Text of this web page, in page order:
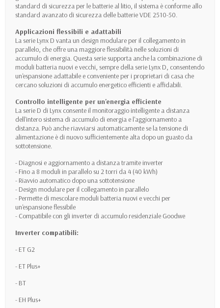
standard di sicurezza per le batterie al litio, il sistema è conforme allo
standard avanzato di sicurezza delle batterie VDE 2510-50.
Applicazioni flessibili e adattabili
La serie Lynx D vanta un design modulare per il collegamento in
parallelo, che offre una maggiore flessibilità nelle soluzioni di
accumulo di energia. Questa serie supporta anche la combinazione di
moduli batteria nuovi e vecchi, sempre della serie Lynx D, consentendo
un'espansione adattabile e conveniente per i proprietari di casa che
cercano soluzioni di accumulo energetico efficienti e affidabili.
Controllo intelligente per un'energia efficiente
La serie D di Lynx consente il monitoraggio intelligente a distanza
dell'intero sistema di accumulo di energia e l'aggiornamento a
distanza. Può anche riavviarsi automaticamente se la tensione di
alimentazione è di nuovo sufficientemente alta dopo un guasto da
sottotensione.
- Diagnosi e aggiornamento a distanza tramite inverter
- Fino a 8 moduli in parallelo su 2 torri da 4 (40 kWh)
- Riavvio automatico dopo una sottotensione
- Design modulare per il collegamento in parallelo
- Permette di mescolare moduli batteria nuovi e vecchi per
un'espansione flessibile
- Compatibile con gli inverter di accumulo residenziale Goodwe
Inverter compatibili:
- ET G2
- ET Plus+
- BT
- EH Plus+